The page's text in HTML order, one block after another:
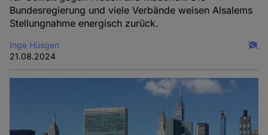
Bundesregierung und viele Verbände weisen Alsalems
Stellungnahme energisch zurück.
Inge Hüsgen
21.08.2024